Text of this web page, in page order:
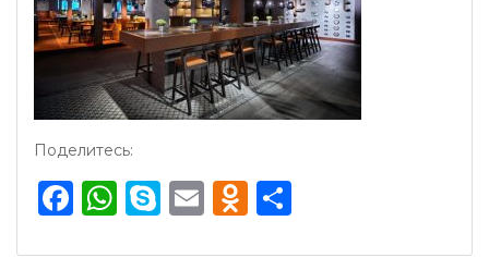
Поделитесь:
Facebook
WhatsApp
Skype
EmailOdnoklassniki